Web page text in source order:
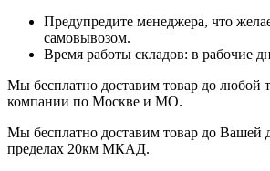
Предупредите менеджера, что
самовывозом.
Время работы складов: в рабочие
Мы бесплатно доставим товар до любой
компании по Москве и МО.
Мы бесплатно доставим товар до Вашей
пределах 20км МКАД.